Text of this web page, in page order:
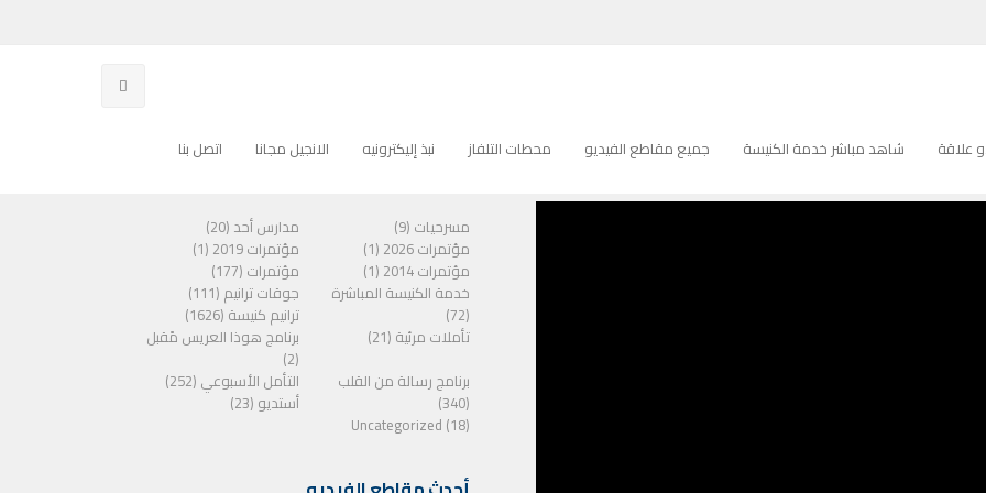
علاقة شاهد مباشر خدمة الكنيسة جميع مقاطع الفيديو محطات التلفاز نبذ إليكترونيه الانجيل مجانا اتصل بنا
Pastor Nabeel
PASTOR NABEEL الفئات
مسرحيات (9)
مدارس أحد (20)
مؤتمرات 2026 (1)
مؤتمرات 2019 (1)
مؤتمرات 2014 (1)
مؤتمرات (177)
خدمة الكنيسة المباشرة
(72)
جوقات ترانيم (111)
ترانيم كنيسة (1626)
تأملات مرئية (21)
برنامج هوذا العريس مًقبل
(2)
برنامج رسالة من القلب
(340)
التأمل الأسبوعي (252)
أستديو (23)
Uncategorized (18)